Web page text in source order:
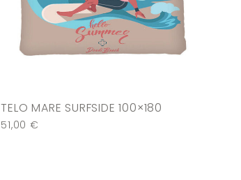
TELO MARE SURFSIDE 100×180
51,00€